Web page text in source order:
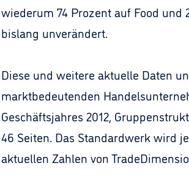
wiederum 74 Prozent auf Food
bislang unverändert.
Diese und weitere aktuelle Daten
marktbedeutenden
Geschäftsjahres 2012,
46 Seiten. Das Standardwerk wird
aktuellen Zahlen von